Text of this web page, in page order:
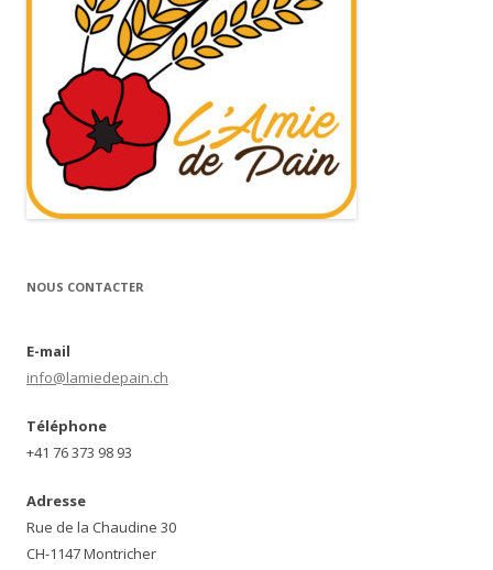
NOUS CONTACTER
E-mail
info@lamiedepain.ch
Téléphone
+41 76 373 98 93
Adresse
Rue de la Chaudine 30
CH-1147 Montricher